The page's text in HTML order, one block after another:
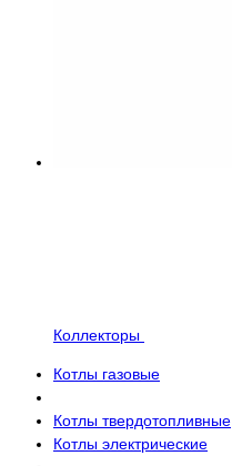
Коллекторы
Котлы газовые
Котлы твердотопливные
Котлы электрические